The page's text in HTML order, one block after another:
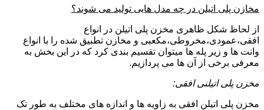
مخازن پلی اتیلن در چه مدل هایی تولید می شوند؟
از لحاظ شکل ظاهری مخزن پلی اتیلن در انواع
افقی،عمودی،مخروطی،مکعبی و مخازن تطبیق شده را با انواع
وانت ها و زیر پله ها میتوان تقسیم بندی کرد که در این بخش به
معرفی برخی از آن ها می پردازیم.
مخزن پلی اتیلنی افقی:
مخزن پلی اتیلن افقی به زاویه ها و اندازه های مختلف به طور تک